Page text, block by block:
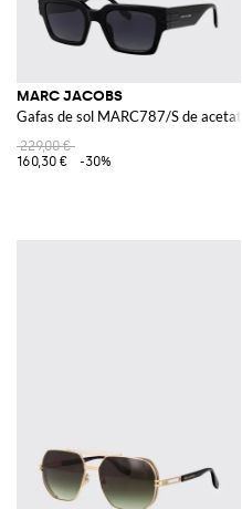
MARC JACOBS
Gafas de sol MARC787/S de acetato
229,00 €
160,30 €
-30%